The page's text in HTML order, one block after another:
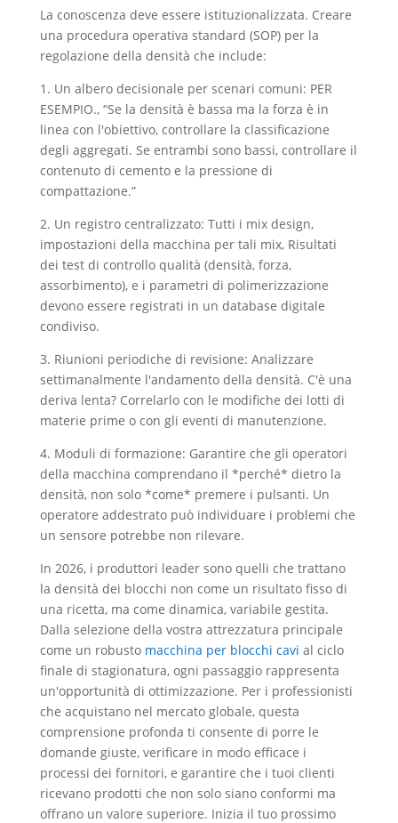
La conoscenza deve essere istituzionalizzata. Creare
una procedura operativa standard (SOP) per la
regolazione della densità che include:
1. Un albero decisionale per scenari comuni: PER
ESEMPIO., “Se la densità è bassa ma la forza è in
linea con l'obiettivo, controllare la classificazione
degli aggregati. Se entrambi sono bassi, controllare il
contenuto di cemento e la pressione di
compattazione.”
2. Un registro centralizzato: Tutti i mix design,
impostazioni della macchina per tali mix, Risultati
dei test di controllo qualità (densità, forza,
assorbimento), e i parametri di polimerizzazione
devono essere registrati in un database digitale
condiviso.
3. Riunioni periodiche di revisione: Analizzare
settimanalmente l'andamento della densità. C'è una
deriva lenta? Correlarlo con le modifiche dei lotti di
materie prime o con gli eventi di manutenzione.
4. Moduli di formazione: Garantire che gli operatori
della macchina comprendano il *perché* dietro la
densità, non solo *come* premere i pulsanti. Un
operatore addestrato può individuare i problemi che
un sensore potrebbe non rilevare.
In 2026, i produttori leader sono quelli che trattano
la densità dei blocchi non come un risultato fisso di
una ricetta, ma come dinamica, variabile gestita.
Dalla selezione della vostra attrezzatura principale
come un robusto macchina per blocchi cavi al ciclo
finale di stagionatura, ogni passaggio rappresenta
un'opportunità di ottimizzazione. Per i professionisti
che acquistano nel mercato globale, questa
comprensione profonda ti consente di porre le
domande giuste, verificare in modo efficace i
processi dei fornitori, e garantire che i tuoi clienti
ricevano prodotti che non solo siano conformi ma
offrano un valore superiore. Inizia il tuo prossimo